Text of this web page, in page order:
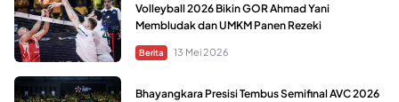
Volleyball 2026 Bikin GOR Ahmad Yani
Membludak dan UMKM Panen Rezeki
Berita 13 Mei 2026
Bhayangkara Presisi Tembus Semifinal AVC 2026